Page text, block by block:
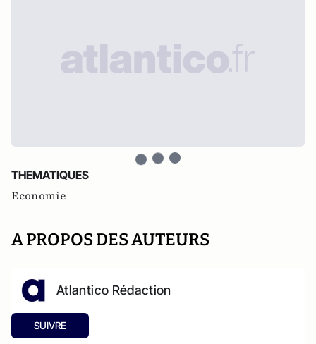
THEMATIQUES
Economie
A PROPOS DES AUTEURS
Atlantico Rédaction
SUIVRE